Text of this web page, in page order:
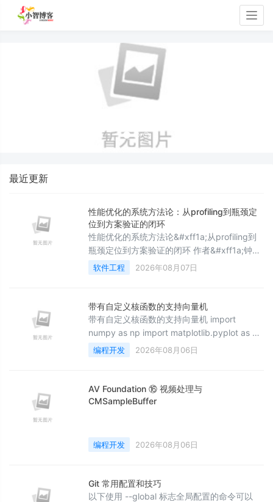
最近更新
性能优化的系统方法论：从profiling到瓶颈定
位到方案验证的闭环
性能优化的系统方法论&#xff1a;从profiling到
瓶颈定位到方案验证的闭环 作者&#xff1a;钟伊
人 | 日期&#xff1a;2026-07-29 | Week5 总结
与避坑 模块一&#xff1a;性能优化的科学方法为
最大的误区是&#34;凭感觉优化&#34;。开发
者往往凭直觉猜测瓶颈在哪里&#xff0c;然后花
大量时间优化。结果可能是优化
软件工程 2026年08月07日
带有自定义核函数的支持向量机
带有自定义核函数的支持向量机 import
numpy as np import matplotlib.pyplot as plt
from sklearn import svm, datasets
plt.rcParams['font.sans-serif'] = ['SimHei']
# 导入数据以便处理 i
编程开发 2026年08月06日
AV Foundation ⑯ 视频处理与
CMSampleBuffer
编程开发 2026年08月06日
Git 常用配置和技巧
以下使用 --global 标志全局配置的命令可以